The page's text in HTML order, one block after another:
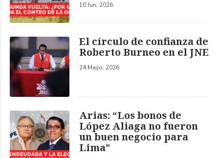
10 Jun, 2026
El círculo de confianza de
Roberto Burneo en el JNE
24 Mayo, 2026
Arias: “Los bonos de
López Aliaga no fueron
un buen negocio para
Lima”